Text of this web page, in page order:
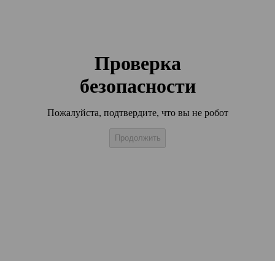
Проверка
безопасности
Пожалуйста, подтвердите, что вы не робот
Продолжить